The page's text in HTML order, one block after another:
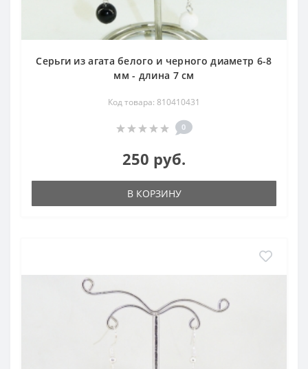
Серьги из агата белого и черного диаметр 6-8
мм - длина 7 см
Код товара: 810410431
0
250 руб.
В КОРЗИНУ